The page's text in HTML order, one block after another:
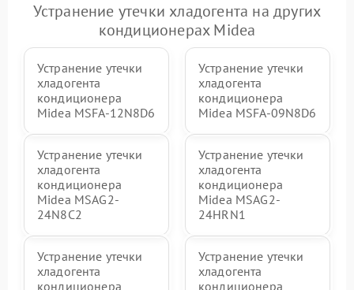
Устранение утечки хладогента на других
кондиционерах Midea
Устранение утечки
хладогента
кондиционера
Midea MSFA-12N8D6
Устранение утечки
хладогента
кондиционера
Midea MSFA-09N8D6
Устранение утечки
хладогента
кондиционера
Midea MSAG2-
24N8C2
Устранение утечки
хладогента
кондиционера
Midea MSAG2-
24HRN1
Устранение утечки
хладогента
кондиционера
Устранение утечки
хладогента
кондиционера